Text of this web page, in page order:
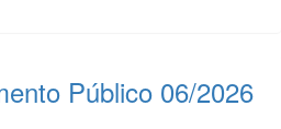
Público 06/2026